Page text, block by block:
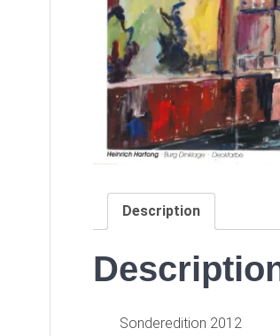
Description
Sonderedition 2012